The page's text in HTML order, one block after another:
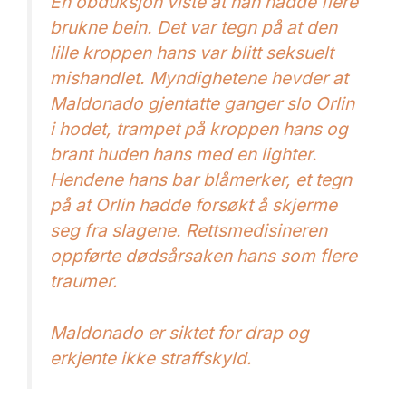
brukne bein. Det var tegn på at den
lille kroppen hans var blitt seksuelt
mishandlet. Myndighetene hevder at
Maldonado gjentatte ganger slo Orlin
i hodet, trampet på kroppen hans og
brant huden hans med en lighter.
Hendene hans bar blåmerker, et tegn
på at Orlin hadde forsøkt å skjerme
seg fra slagene. Rettsmedisineren
oppførte dødsårsaken hans som flere
traumer.
Maldonado er siktet for drap og
erkjente ikke straffskyld.